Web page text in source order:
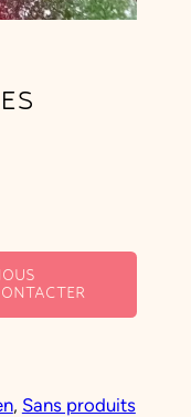
, Sans produits